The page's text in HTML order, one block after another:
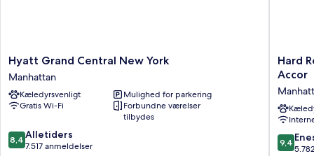
Hyatt
Grand
Central
New
York
Hyatt Grand Central New York
Manhattan
Kæledyrsvenligt
Mulighed for parkering
Gratis Wi-Fi
Forbundne værelser
tilbydes
8.4
ud
8,4 Alletiders
7.517 anmeldelser
Hard
Rock
New
York
-
Partner
of
Hard
Accor
9.4
ud
9,4